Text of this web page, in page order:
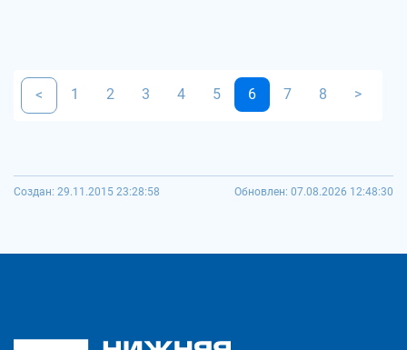
< 1 2 3 4 5 6 7 8 >
Создан: 29.11.2015 23:28:58 Обновлен: 07.08.2026 12:48:30